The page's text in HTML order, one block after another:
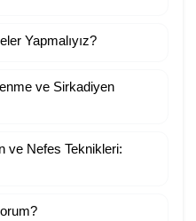
Yapmalıyız?
ve Sirkadiyen
ve Nefes Teknikleri: